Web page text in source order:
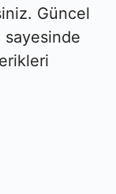
Güncel
sayesinde